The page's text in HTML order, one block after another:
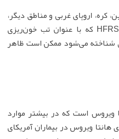
کره، اروپای غربی و مناطق دیگر،
عفونت‌های جدی موسوم به HFRS که با عنوان تب خون‌ریزی
شناخته می‌شود ممکن است ظاهر
است که در بیشتر موارد
ویروس در بیماران آمریکای